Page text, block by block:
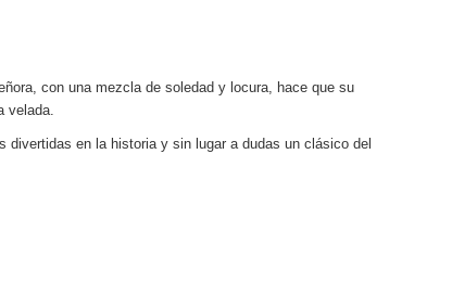
con una mezcla de soledad y locura, hace que su
velada.
en la historia y sin lugar a dudas un clásico del